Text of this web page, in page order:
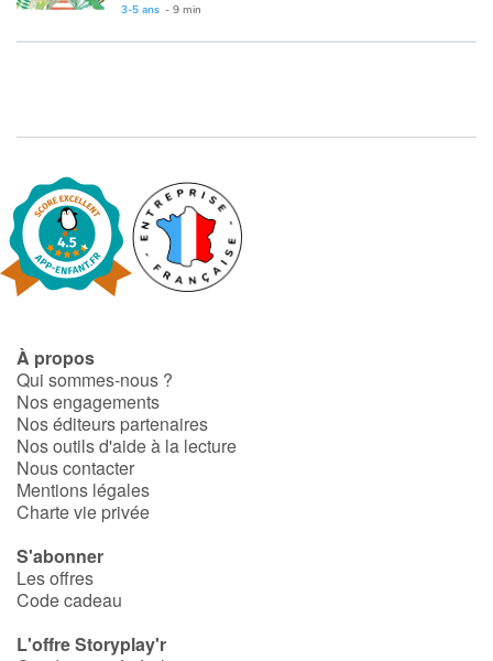
3-5 ans - 9 min
À propos
Qui sommes-nous ?
Nos engagements
Nos éditeurs partenaires
Nos outils d'aide à la lecture
Nous contacter
Mentions légales
Charte vie privée
S'abonner
Les offres
Code cadeau
L'offre Storyplay'r